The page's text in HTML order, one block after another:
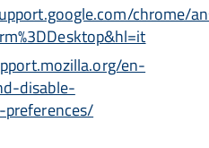
chrome/
en-
disable-